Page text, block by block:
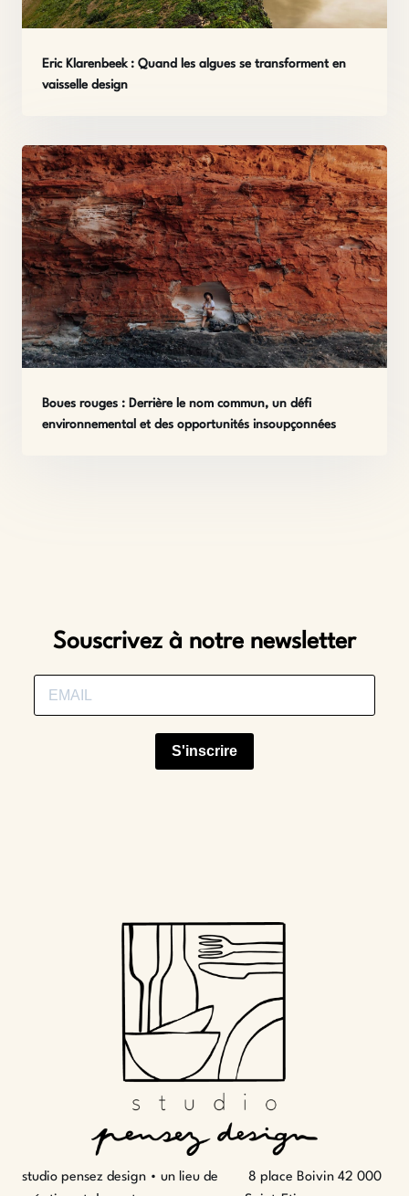
Eric Klarenbeek : Quand les algues se transforment en
vaisselle design
Boues rouges : Derrière le nom commun, un défi
environnemental et des opportunités insoupçonnées
Souscrivez à notre newsletter
S'inscrire
studio pensez design • un lieu de
8 place Boivin 42 000